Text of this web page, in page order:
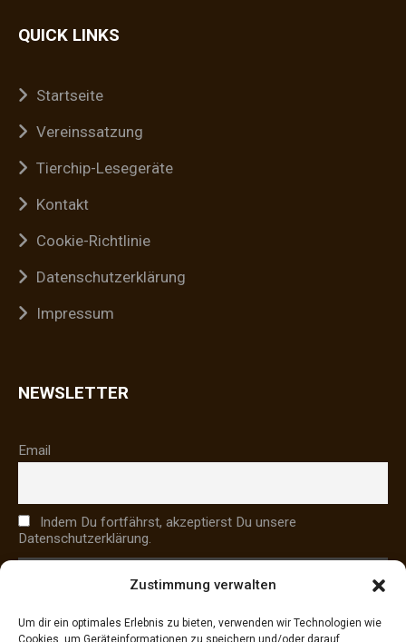
Zustimmung verwalten
Um dir ein optimales Erlebnis zu bieten, verwenden wir Technologien wie
Cookies, um Geräteinformationen zu speichern und/oder darauf
QUICK LINKS
Startseite
Vereinssatzung
Tierchip-Lesegeräte
Kontakt
Cookie-Richtlinie
Datenschutzerklärung
Impressum
NEWSLETTER
Email
Indem Du fortfährst, akzeptierst Du unsere
Datenschutzerklärung.